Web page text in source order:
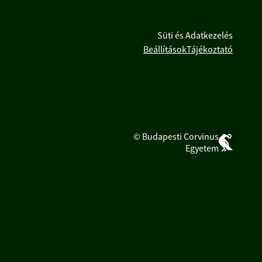
Süti és Adatkezelés
BeállításokTájékoztató
© Budapesti Corvinus
Egyetem